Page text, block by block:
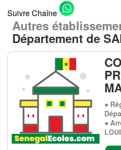
Suivre Chaîne
Autres
Département de
●
●